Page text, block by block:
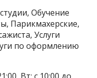
Обучение
Парикмахерские,
Услуги
по оформлению